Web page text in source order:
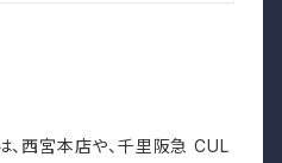
、西宮本店や、千里阪急 CUL